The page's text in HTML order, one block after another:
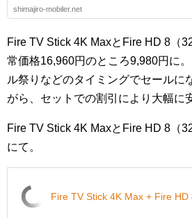
shimajiro-mobiler.net
Fire TV Stick 4K MaxとFire HD 8（
常価格16,960円のところ9,980円に
ル祭りなどのタイミングでセールに
がら、セットでの割引により大幅に
Fire TV Stick 4K MaxとFire HD 8（
にて。
Fire TV Stick 4K Max + Fire HD